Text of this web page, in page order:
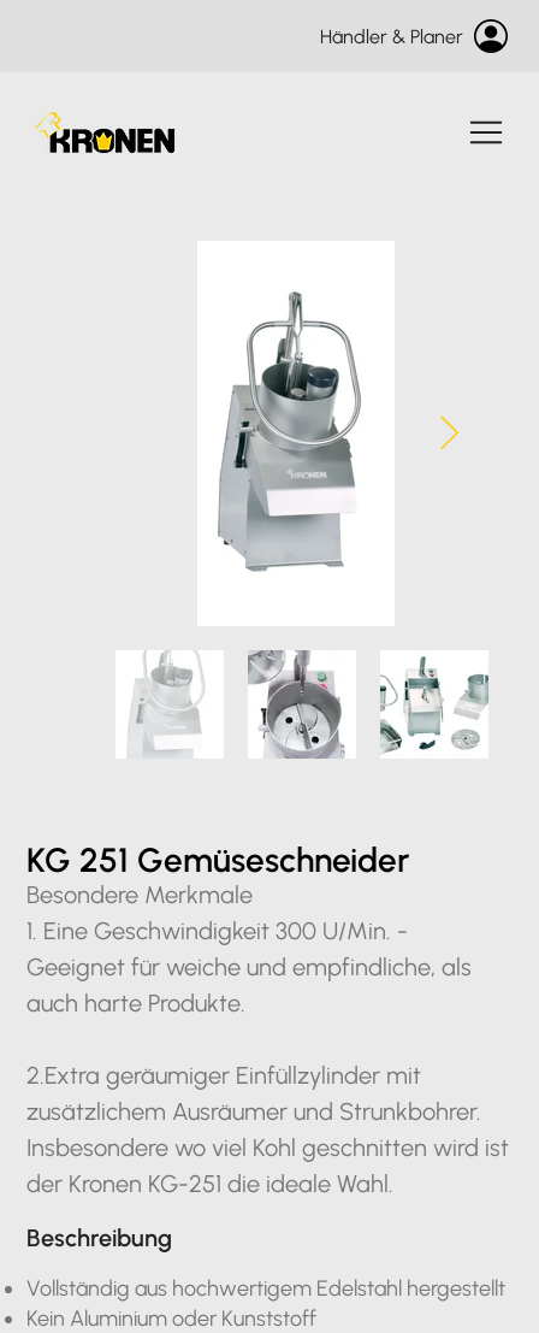
Händler & Planer
KG 251 Gemüseschneider
Besondere Merkmale
1. ​Eine Geschwindigkeit 300 U/Min. -
Geeignet für weiche und empfindliche, als
auch harte Produkte.
2.Extra geräumiger Einfüllzylinder mit
zusätzlichem Ausräumer und Strunkbohrer.
Insbesondere wo viel Kohl geschnitten wird ist
der Kronen KG-251 die ideale Wahl.
Beschreibung
Vollständig aus hochwertigem Edelstahl hergestellt
Kein Aluminium oder Kunststoff